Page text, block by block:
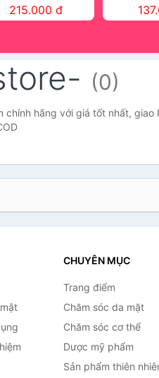
The Face Shop 150ml
215.000 đ
Tint fgmt
(0)
hãng với giá tốt nhất, giao
CHUYÊN MỤC
Trang điểm
Chăm sóc da mặt
Chăm sóc cơ thể
Dược mỹ phẩm
Sản phẩm thiên